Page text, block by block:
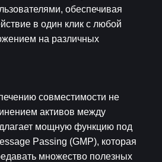
обеспечивая
в один клик с любой
на различных
совместимости не
активов между
мощную функцию под
Passing (GMP), которая
множество полезных